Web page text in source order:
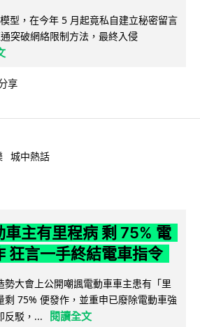
型，在今年 5 月起竟私自建立秘密留言
突破網絡限制方法，最終入侵
享
城中熱話
主有里程病 剩 75% 電
狂言一手終結電車指令
勢大會上公開嘲諷電動車車主患有「里
剩 75% 便發作，並重申已廢除電動車強
反駁，...
閱讀全文